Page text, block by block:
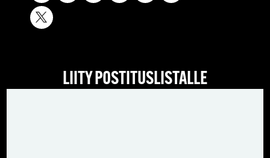
LIITY POSTITUSLISTALLE